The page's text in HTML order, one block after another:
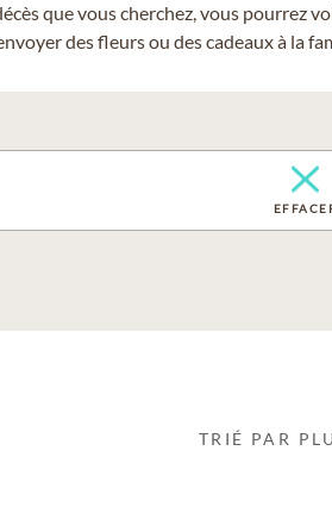
que vous cherchez, vous pourrez
des fleurs ou des cadeaux à la
TRIÉ PAR